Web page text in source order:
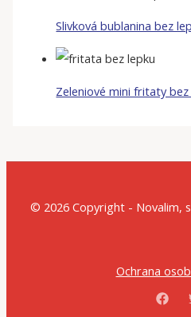
Slivková bublanina bez
Zeleniové mini fritaty bez
© 2026 Copyright - Novalim,
Ochrana